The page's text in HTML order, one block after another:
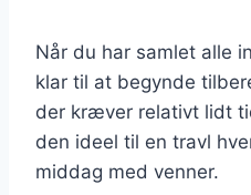
Når du har samlet alle
klar til at begynde
der kræver relativt lidt
den ideel til en travl
middag med venner.